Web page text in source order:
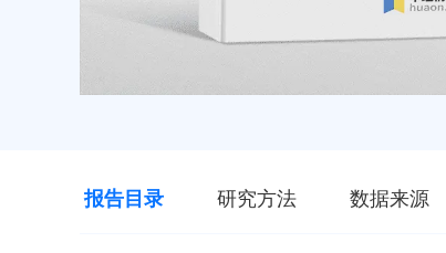
报告目录 研究方法 数据来源